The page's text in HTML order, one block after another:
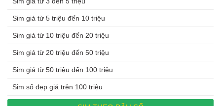
Sim giá từ 5 triệu đến 10 triệu
Sim giá từ 10 triệu đến 20 triệu
Sim giá từ 20 triệu đến 50 triệu
Sim giá từ 50 triệu đến 100 triệu
Sim số đẹp giá trên 100 triệu